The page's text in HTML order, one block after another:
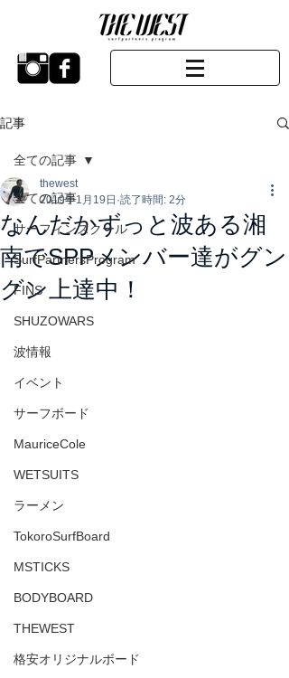
記事
全ての記事
サーフィンスクール
SurfPartnersProgram
FINS
SHUZOWARS
波情報
イベント
サーフボード
MauriceCole
WETSUITS
ラーメン
TokoroSurfBoard
MSTICKS
BODYBOARD
THEWEST
格安オリジナルボード
全ての記事
なんだかずっと波ある湘
南でSPPメンバー達がグン
グン上達中！
thewest
2019年1月19日 読了時間: 2分